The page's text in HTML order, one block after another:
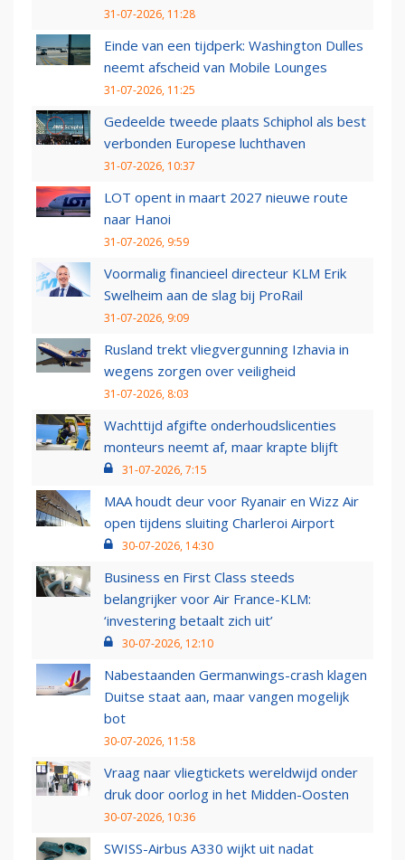
31-07-2026, 11:28
Einde van een tijdperk: Washington Dulles
neemt afscheid van Mobile Lounges
31-07-2026, 11:25
Gedeelde tweede plaats Schiphol als best
verbonden Europese luchthaven
31-07-2026, 10:37
LOT opent in maart 2027 nieuwe route
naar Hanoi
31-07-2026, 9:59
Voormalig financieel directeur KLM Erik
Swelheim aan de slag bij ProRail
31-07-2026, 9:09
Rusland trekt vliegvergunning Izhavia in
wegens zorgen over veiligheid
31-07-2026, 8:03
Wachttijd afgifte onderhoudslicenties
monteurs neemt af, maar krapte blijft
31-07-2026, 7:15
MAA houdt deur voor Ryanair en Wizz Air
open tijdens sluiting Charleroi Airport
30-07-2026, 14:30
Business en First Class steeds
belangrijker voor Air France-KLM:
‘investering betaalt zich uit’
30-07-2026, 12:10
Nabestaanden Germanwings-crash klagen
Duitse staat aan, maar vangen mogelijk
bot
30-07-2026, 11:58
Vraag naar vliegtickets wereldwijd onder
druk door oorlog in het Midden-Oosten
30-07-2026, 10:36
SWISS-Airbus A330 wijkt uit nadat